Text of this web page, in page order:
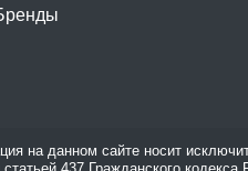
на данном сайте носит